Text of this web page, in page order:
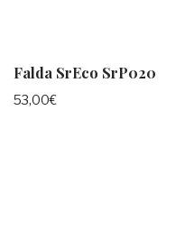
Falda SrEco SrP020
53,00€